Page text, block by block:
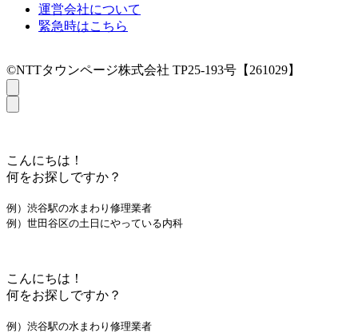
運営会社について
緊急時はこちら
©NTTタウンページ株式会社 TP25-193号【261029】
こんにちは！
何をお探しですか？
例）渋谷駅の水まわり修理業者
例）世田谷区の土日にやっている内科
こんにちは！
何をお探しですか？
例）渋谷駅の水まわり修理業者